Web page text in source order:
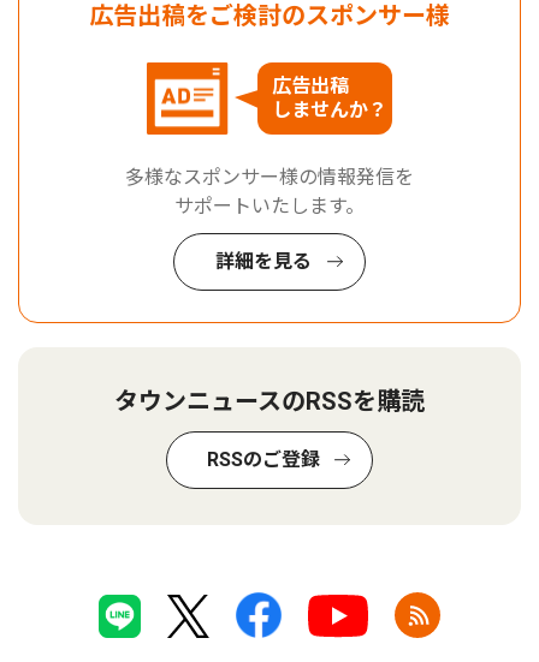
広告出稿をご検討のスポンサー様
広告出稿
しませんか？
多様なスポンサー様の情報発信を
サポートいたします。
詳細を見る
タウンニュースのRSSを購読
RSSのご登録